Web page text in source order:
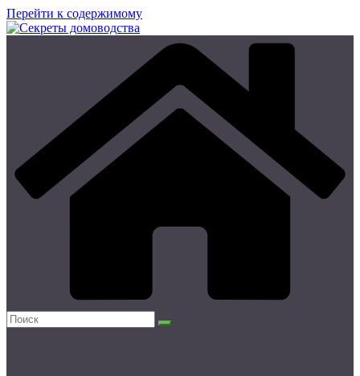
Перейти к содержимому